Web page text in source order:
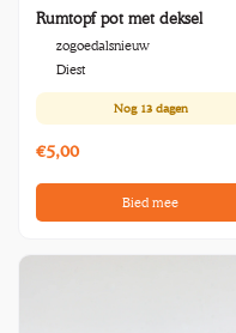
Rumtopf pot met deksel
zogoedalsnieuw
Diest
Nog 13 dagen
€5,00
Bied mee